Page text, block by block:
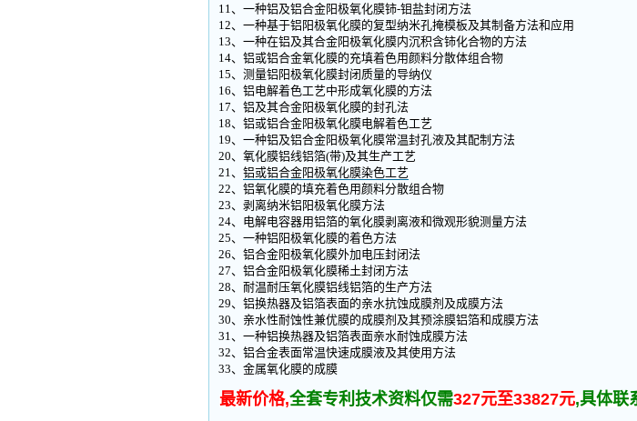
11、一种铝及铝合金阳极氧化膜铈-钼盐封闭方法
12、一种基于铝阳极氧化膜的复型纳米孔掩模板及其制备方法和应用
13、一种在铝及其合金阳极氧化膜内沉积含铈化合物的方法
14、铝或铝合金氧化膜的充填着色用颜料分散体组合物
15、测量铝阳极氧化膜封闭质量的导纳仪
16、铝电解着色工艺中形成氧化膜的方法
17、铝及其合金阳极氧化膜的封孔法
18、铝或铝合金阳极氧化膜电解着色工艺
19、一种铝及铝合金阳极氧化膜常温封孔液及其配制方法
20、氧化膜铝线铝箔(带)及其生产工艺
21、 铝或铝合金阳极氧化膜染色工艺
22、铝氧化膜的填充着色用颜料分散组合物
23、剥离纳米铝阳极氧化膜方法
24、电解电容器用铝箔的氧化膜剥离液和微观形貌测量方法
25、一种铝阳极氧化膜的着色方法
26、铝合金阳极氧化膜外加电压封闭法
27、铝合金阳极氧化膜稀土封闭方法
28、耐温耐压氧化膜铝线铝箔的生产方法
29、铝换热器及铝箔表面的亲水抗蚀成膜剂及成膜方法
30、亲水性耐蚀性兼优膜的成膜剂及其预涂膜铝箔和成膜方法
31、一种铝换热器及铝箔表面亲水耐蚀成膜方法
32、铝合金表面常温快速成膜液及其使用方法
33、金属氧化膜的成膜
最新价格,全套专利技术资料仅需327元至33827元,具体联